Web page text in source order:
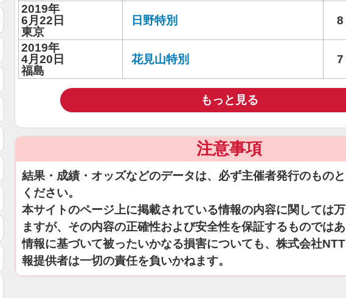
2019年
6月22日
東京
日野特別 8
2019年
4月20日
福島
花見山特別 7
もっと見る
注意事項
結果・成績・オッズなどのデータは、必ず主催者発行のもの
ください。
本サイトのページ上に掲載されている情報の内容に関しては
ますが、その内容の正確性および安全性を保証するものでは
情報に基づいて被ったいかなる損害についても、株式会社
報提供者は一切の責任を負いかねます。